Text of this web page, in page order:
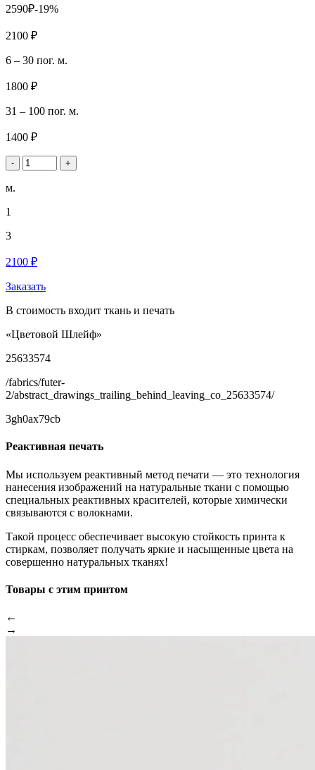
2590₽-19%
2100 ₽
6 – 30 пог. м.
1800 ₽
31 – 100 пог. м.
1400 ₽
- +
м.
1
3
2100 ₽
Заказать
В стоимость входит ткань и печать
«Цветовой Шлейф»
25633574
/fabrics/futer-
2/abstract_drawings_trailing_behind_leaving_co_25633574/
3gh0ax79cb
Реактивная печать
Мы используем реактивный метод печати — это технология
нанесения изображений на натуральные ткани с помощью
специальных реактивных красителей, которые химически
связываются с волокнами.
Такой процесс обеспечивает высокую стойкость принта к
стиркам, позволяет получать яркие и насыщенные цвета на
совершенно натуральных тканях!
Товары с этим принтом
←
→